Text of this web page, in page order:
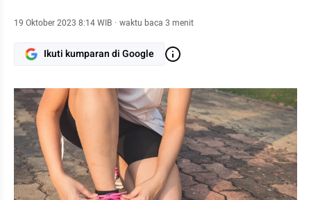
19 Oktober 2023 8:14 WIB · waktu baca 3 menit
Ikuti kumparan di Google